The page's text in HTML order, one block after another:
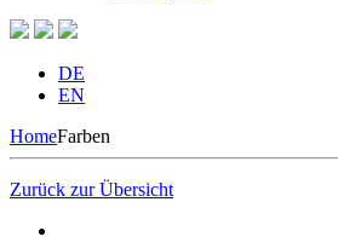
DE
EN
HomeFarben
Zurück zur Übersicht